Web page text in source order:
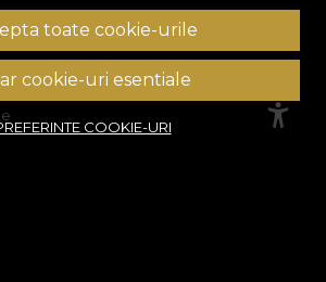
toate cookie-urile
cookie-uri esentiale
COOKIE-URI